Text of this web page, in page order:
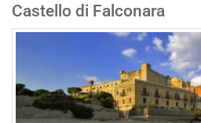
Castello di Falconara